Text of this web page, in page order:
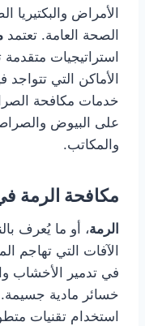
الأمراض
الصحة العامة. تعتمد
استراتيجيات
الأماكن التي
خدمات مكافحة
على البيوض
والمكاتب.
مكافحة الرمة
الرمة، أو ما يُعرف
الآفات التي تهاجم
في تدمير الأخشاب
خسائر مادية جسيمة.
استخدام تقنيات